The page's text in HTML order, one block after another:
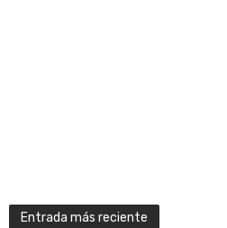
Entrada más reciente